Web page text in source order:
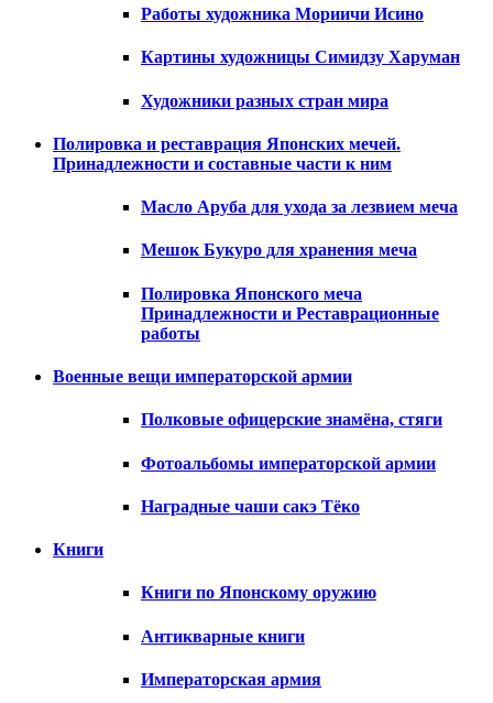
Работы художника Мориичи Исино
Картины художницы Симидзу Харуман
Художники разных стран мира
Полировка и реставрация Японских мечей.
Принадлежности и составные части к ним
Масло Аруба для ухода за лезвием меча
Мешок Букуро для хранения меча
Полировка Японского меча
Принадлежности и Реставрационные
работы
Военные вещи императорской армии
Полковые офицерские знамёна, стяги
Фотоальбомы императорской армии
Наградные чаши сакэ Тёко
Книги
Книги по Японскому оружию
Антикварные книги
Императорская армия